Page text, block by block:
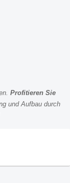
Profitieren Sie
und Aufbau durch